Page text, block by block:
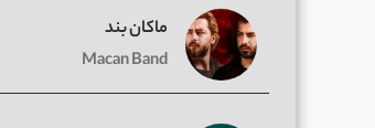
ماکان بند
Macan Band